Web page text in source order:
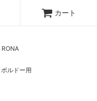
カート
RONA
ボルドー用